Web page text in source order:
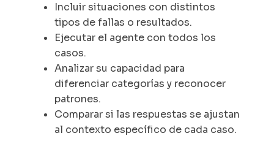
Incluir situaciones con distintos
tipos de fallas o resultados.
Ejecutar el agente con todos los
casos.
Analizar su capacidad para
diferenciar categorías y reconocer
patrones.
Comparar si las respuestas se ajustan
al contexto específico de cada caso.